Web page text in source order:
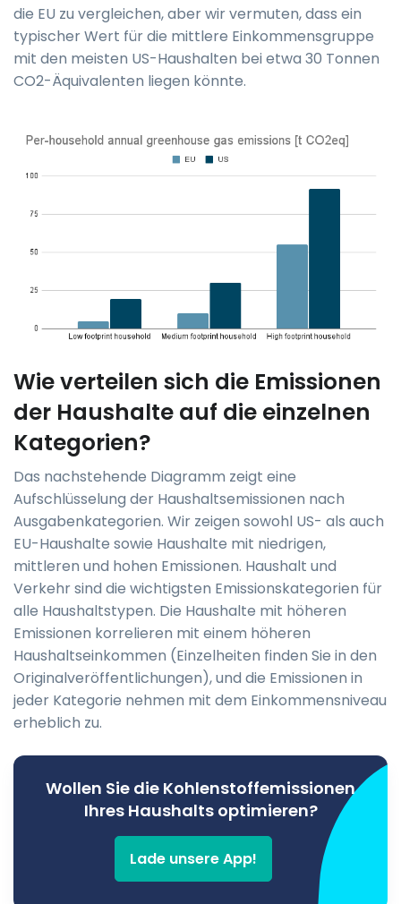
die EU zu vergleichen, aber wir vermuten, dass ein
typischer Wert für die mittlere Einkommensgruppe
mit den meisten US-Haushalten bei etwa 30 Tonnen
CO2-Äquivalenten liegen könnte.
Wie verteilen sich die Emissionen
der Haushalte auf die einzelnen
Kategorien?
Das nachstehende Diagramm zeigt eine
Aufschlüsselung der Haushaltsemissionen nach
Ausgabenkategorien. Wir zeigen sowohl US- als auch
EU-Haushalte sowie Haushalte mit niedrigen,
mittleren und hohen Emissionen. Haushalt und
Verkehr sind die wichtigsten Emissionskategorien für
alle Haushaltstypen. Die Haushalte mit höheren
Emissionen korrelieren mit einem höheren
Haushaltseinkommen (Einzelheiten finden Sie in den
Originalveröffentlichungen), und die Emissionen in
jeder Kategorie nehmen mit dem Einkommensniveau
erheblich zu.
Wollen Sie die Kohlenstoffemissionen
Ihres Haushalts optimieren?
Lade unsere App!